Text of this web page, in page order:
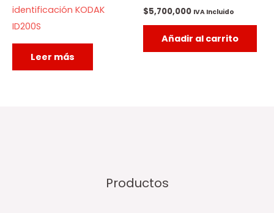
identificación KODAK
ID200S
Leer más
$5,700,000 IVA Incluido
Añadir al carrito
Productos